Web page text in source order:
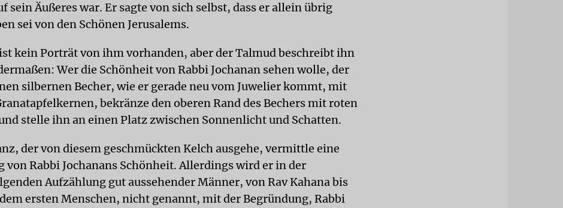
sein Äußeres war. Er sagte von sich selbst, dass er allein übrig
sei von den Schönen Jerusalems.
kein Porträt von ihm vorhanden, aber der Talmud beschreibt ihn
Wer die Schönheit von Rabbi Jochanan sehen wolle, der
silbernen Becher, wie er gerade neu vom Juwelier kommt, mit
bekränze den oberen Rand des Bechers mit roten
stelle ihn an einen Platz zwischen Sonnenlicht und Schatten.
der von diesem geschmückten Kelch ausgehe, vermittle eine
von Rabbi Jochanans Schönheit. Allerdings wird er in der
Aufzählung gut aussehender Männer, von Rav Kahana bis
ersten Menschen, nicht genannt, mit der Begründung, Rabbi